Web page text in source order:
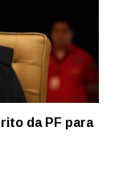
da PF para